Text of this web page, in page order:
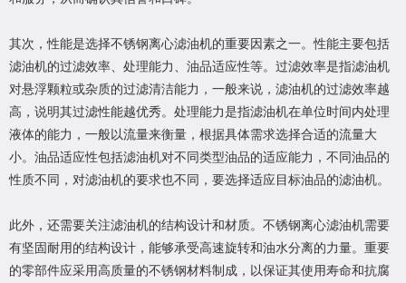
其次，性能是选择不锈钢离心滤油机的重要因素之一。性能主要包括
滤油机的过滤效率、处理能力、油品适应性等。过滤效率是指滤油机
对悬浮颗粒或杂质的过滤清洁能力，一般来说，滤油机的过滤效率越
高，说明其过滤性能越优秀。处理能力是指滤油机在单位时间内处理
液体的能力，一般以流量来衡量，根据具体需求选择合适的流量大
小。油品适应性包括滤油机对不同类型油品的适应能力，不同油品的
性质不同，对滤油机的要求也不同，要选择适应目标油品的滤油机。
此外，还需要关注滤油机的结构设计和材质。不锈钢离心滤油机需要
有坚固耐用的结构设计，能够承受高速旋转和油水分离的力量。重要
的零部件应采用高质量的不锈钢材料制成，以保证其使用寿命和抗腐